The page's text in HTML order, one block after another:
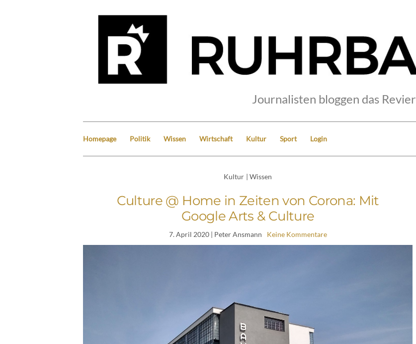
Journalisten bloggen das Revier
Homepage Politik Wissen Wirtschaft Kultur Sport Login
Kultur | Wissen
Culture @ Home in Zeiten von Corona: Mit
Google Arts & Culture
7. April 2020| Peter Ansmann Keine Kommentare